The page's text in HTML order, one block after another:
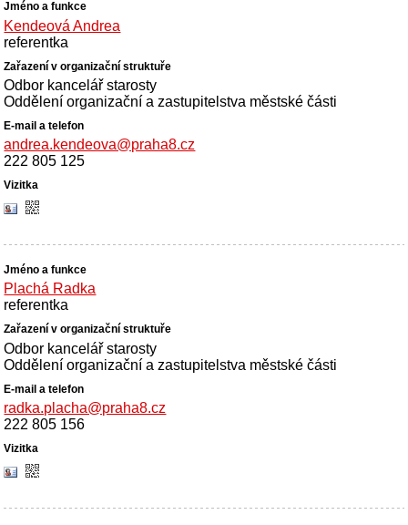
Kendeová Andrea
referentka
Odbor kancelář starosty
Oddělení organizační a zastupitelstva městské části
andrea.kendeova@praha8.cz
222 805 125
Plachá Radka
referentka
Odbor kancelář starosty
Oddělení organizační a zastupitelstva městské části
radka.placha@praha8.cz
222 805 156